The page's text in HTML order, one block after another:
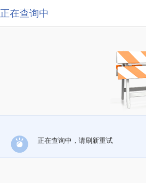
正在查询中
正在查询中，请刷新重试